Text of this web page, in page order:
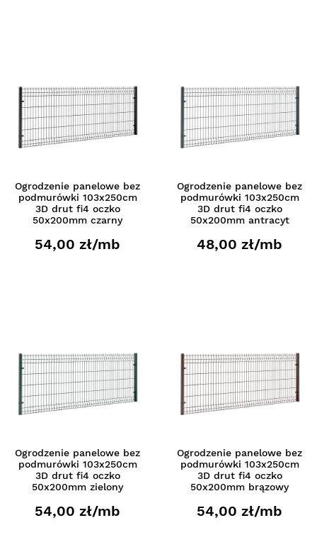
Ogrodzenie panelowe bez
podmurówki 103x250cm
3D drut fi4 oczko
50x200mm czarny
54,00 zł/mb
Ogrodzenie panelowe bez
podmurówki 103x250cm
3D drut fi4 oczko
50x200mm antracyt
48,00 zł/mb
Ogrodzenie panelowe bez
podmurówki 103x250cm
3D drut fi4 oczko
50x200mm zielony
54,00 zł/mb
Ogrodzenie panelowe bez
podmurówki 103x250cm
3D drut fi4 oczko
50x200mm brązowy
54,00 zł/mb